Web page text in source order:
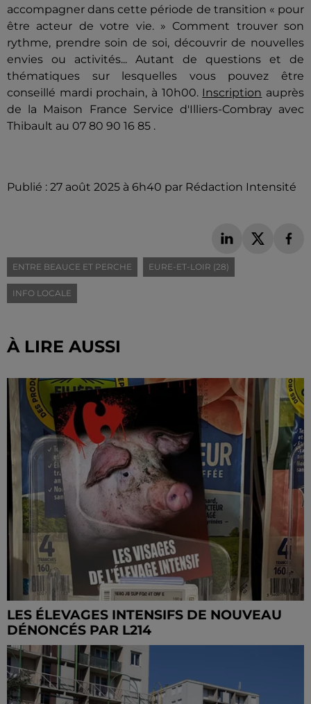
accompagner dans cette période de transition « pour
être acteur de votre vie. » Comment trouver son
rythme, prendre soin de soi, découvrir de nouvelles
envies ou activités... Autant de questions et de
thématiques sur lesquelles vous pouvez être
conseillé mardi prochain, à 10h00. Inscription auprès
de la Maison France Service d'Illiers-Combray avec
Thibault au 07 80 90 16 85 .
Publié : 27 août 2025 à 6h40 par Rédaction Intensité
ENTRE BEAUCE ET PERCHE EURE-ET-LOIR (28)
INFO LOCALE
À LIRE AUSSI
LES ÉLEVAGES INTENSIFS DE NOUVEAU
DÉNONCÉS PAR L214